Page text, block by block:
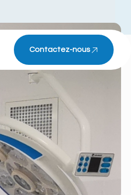
Contactez-nous